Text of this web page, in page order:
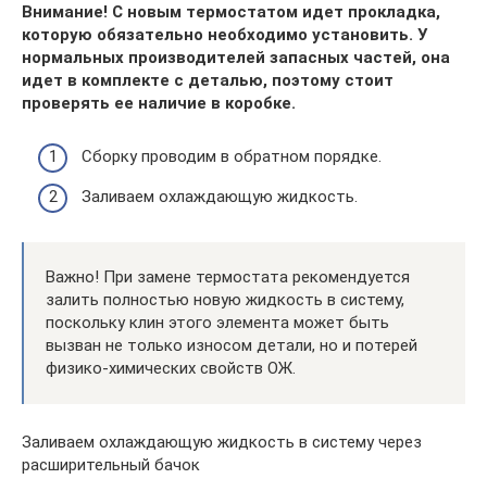
Внимание! С новым термостатом идет прокладка,
которую обязательно необходимо установить. У
нормальных производителей запасных частей, она
идет в комплекте с деталью, поэтому стоит
проверять ее наличие в коробке.
Сборку проводим в обратном порядке.
Заливаем охлаждающую жидкость.
Важно! При замене термостата рекомендуется
залить полностью новую жидкость в систему,
поскольку клин этого элемента может быть
вызван не только износом детали, но и потерей
физико-химических свойств ОЖ.
Заливаем охлаждающую жидкость в систему через
расширительный бачок